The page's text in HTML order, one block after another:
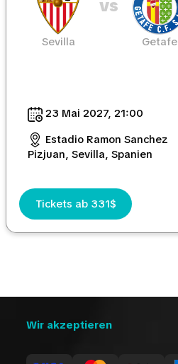
Sevilla
vs
Getafe
23 Mai 2027, 21:00
Estadio Ramon Sanchez
Pizjuan, Sevilla, Spanien
Tickets ab 331$
Wir akzeptieren